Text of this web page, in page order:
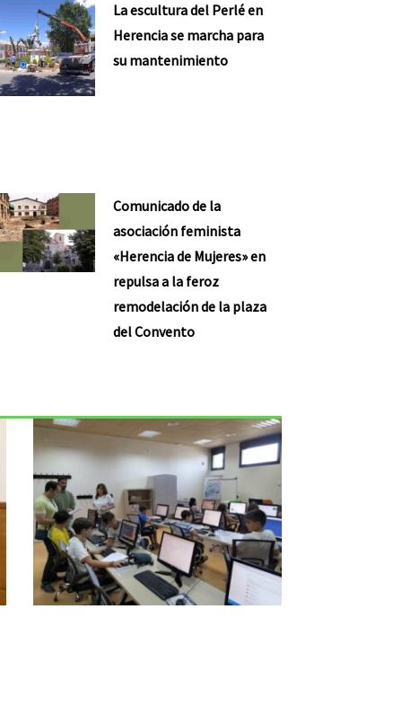
La escultura del Perlé en
Herencia se marcha para
su mantenimiento
Comunicado de la
asociación feminista
«Herencia de Mujeres» en
repulsa a la feroz
remodelación de la plaza
del Convento